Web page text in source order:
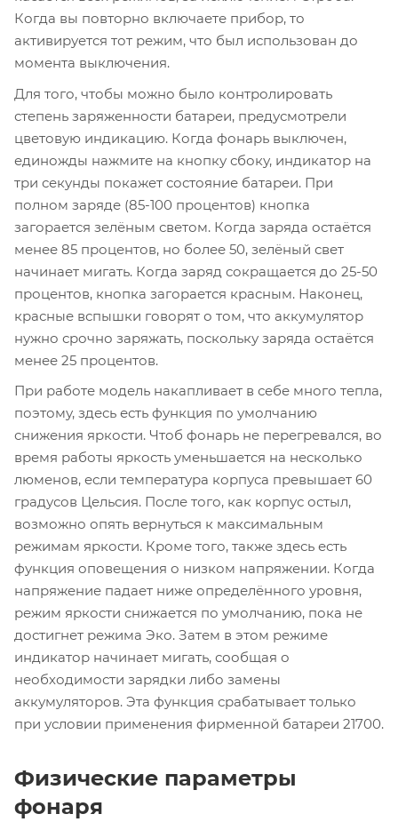
Когда вы повторно включаете прибор, то
активируется тот режим, что был использован до
момента выключения.
Для того, чтобы можно было контролировать
степень заряженности батареи, предусмотрели
цветовую индикацию. Когда фонарь выключен,
единожды нажмите на кнопку сбоку, индикатор на
три секунды покажет состояние батареи. При
полном заряде (85-100 процентов) кнопка
загорается зелёным светом. Когда заряда остаётся
менее 85 процентов, но более 50, зелёный свет
начинает мигать. Когда заряд сокращается до 25-50
процентов, кнопка загорается красным. Наконец,
красные вспышки говорят о том, что аккумулятор
нужно срочно заряжать, поскольку заряда остаётся
менее 25 процентов.
При работе модель накапливает в себе много тепла,
поэтому, здесь есть функция по умолчанию
снижения яркости. Чтоб фонарь не перегревался, во
время работы яркость уменьшается на несколько
люменов, если температура корпуса превышает 60
градусов Цельсия. После того, как корпус остыл,
возможно опять вернуться к максимальным
режимам яркости. Кроме того, также здесь есть
функция оповещения о низком напряжении. Когда
напряжение падает ниже определённого уровня,
режим яркости снижается по умолчанию, пока не
достигнет режима Эко. Затем в этом режиме
индикатор начинает мигать, сообщая о
необходимости зарядки либо замены
аккумуляторов. Эта функция срабатывает только
при условии применения фирменной батареи 21700.
Физические параметры
фонаря